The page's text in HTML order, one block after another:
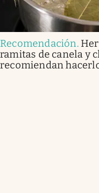
Recomendación.
ramitas de canela y
recomiendan